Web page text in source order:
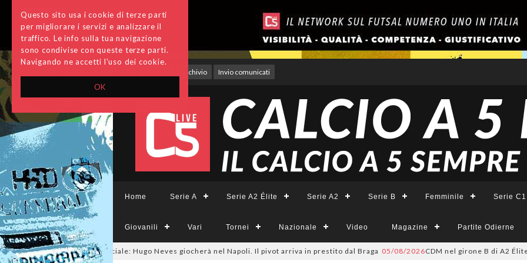
OK
Questo sito usa i cookie di terze parti
per migliorare i servizi e analizzare il
traffico. Le info sulla tua navigazione
sono condivise con queste terze parti.
Navigando ne accetti l'uso dei cookie.
Archivio Invio comunicati
Home Serie A Serie A2 Élite Serie A2 Serie B Femminile Serie C1
Giovanili Vari Tornei Nazionale Video Magazine Partite Odierne
#futsalmercato, ora è ufficiale: Hugo Neves giocherà nel Napoli. Il pivot arriva in prestito dal Braga 05/08/2026CDM nel girone B di A2 Élite,